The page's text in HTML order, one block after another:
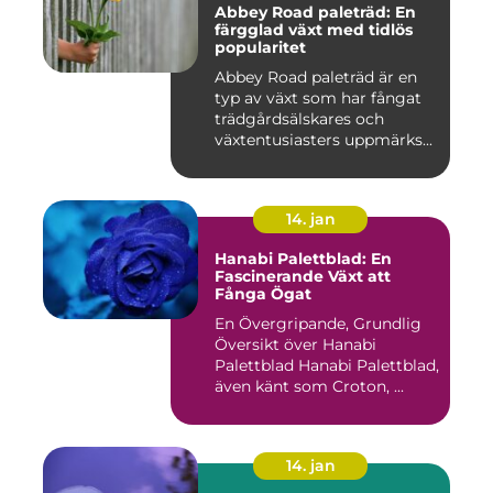
Abbey Road paleträd: En
färgglad växt med tidlös
popularitet
Abbey Road paleträd är en
typ av växt som har fångat
trädgårdsälskares och
växtentusiasters uppmärks...
14. jan
Hanabi Palettblad: En
Fascinerande Växt att
Fånga Ögat
En Övergripande, Grundlig
Översikt över Hanabi
Palettblad Hanabi Palettblad,
även känt som Croton, ...
14. jan